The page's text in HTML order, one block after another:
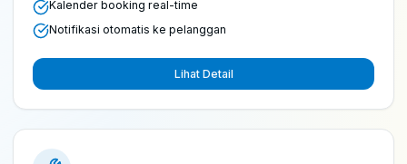
Kalender booking real-time
Notifikasi otomatis ke pelanggan
Lihat Detail